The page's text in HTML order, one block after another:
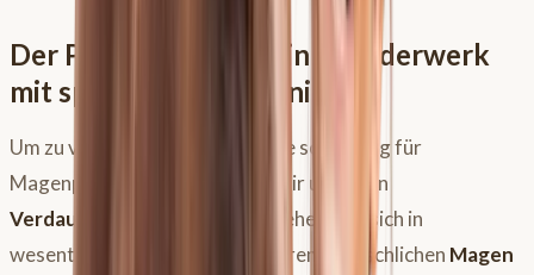
Der Pferdemagen – Ein Wunderwerk
mit speziellen Bedürfnissen
Um zu verstehen, warum Pferde so anfällig für
Magenprobleme sind, müssen wir uns ihren
Verdauungstrakt
genauer ansehen, der sich in
wesentlichen Punkten von unserem menschlichen Magen